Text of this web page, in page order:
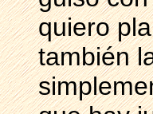
quiero
también